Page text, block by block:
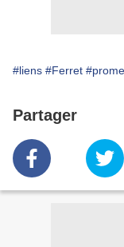
#liens #Ferret
Partager